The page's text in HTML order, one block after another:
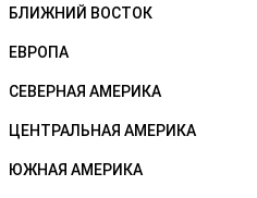
БЛИЖНИЙ ВОСТОК
ЕВРОПА
СЕВЕРНАЯ АМЕРИКА
ЦЕНТРАЛЬНАЯ АМЕРИКА
ЮЖНАЯ АМЕРИКА